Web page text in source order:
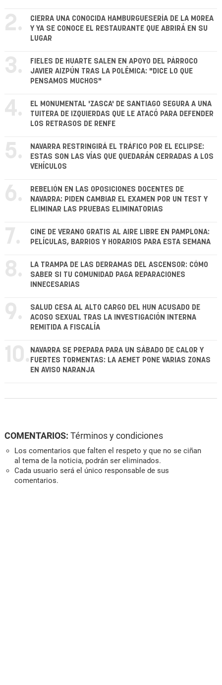
2.
CIERRA UNA CONOCIDA HAMBURGUESERÍA DE LA MOREA
Y YA SE CONOCE EL RESTAURANTE QUE ABRIRÁ EN SU
LUGAR
3.
FIELES DE HUARTE SALEN EN APOYO DEL PÁRROCO
JAVIER AIZPÚN TRAS LA POLÉMICA: "DICE LO QUE
PENSAMOS MUCHOS"
4.
EL MONUMENTAL 'ZASCA' DE SANTIAGO SEGURA A UNA
TUITERA DE IZQUIERDAS QUE LE ATACÓ PARA DEFENDER
LOS RETRASOS DE RENFE
5.
NAVARRA RESTRINGIRÁ EL TRÁFICO POR EL ECLIPSE:
ESTAS SON LAS VÍAS QUE QUEDARÁN CERRADAS A LOS
VEHÍCULOS
6.
REBELIÓN EN LAS OPOSICIONES DOCENTES DE
NAVARRA: PIDEN CAMBIAR EL EXAMEN POR UN TEST Y
ELIMINAR LAS PRUEBAS ELIMINATORIAS
7.
CINE DE VERANO GRATIS AL AIRE LIBRE EN PAMPLONA:
PELÍCULAS, BARRIOS Y HORARIOS PARA ESTA SEMANA
8.
LA TRAMPA DE LAS DERRAMAS DEL ASCENSOR: CÓMO
SABER SI TU COMUNIDAD PAGA REPARACIONES
INNECESARIAS
9.
SALUD CESA AL ALTO CARGO DEL HUN ACUSADO DE
ACOSO SEXUAL TRAS LA INVESTIGACIÓN INTERNA
REMITIDA A FISCALÍA
10. NAVARRA SE PREPARA PARA UN SÁBADO DE CALOR Y
FUERTES TORMENTAS: LA AEMET PONE VARIAS ZONAS
EN AVISO NARANJA
COMENTARIOS: Términos y condiciones
Los comentarios que falten el respeto y que no se ciñan
al tema de la noticia, podrán ser eliminados.
Cada usuario será el único responsable de sus
comentarios.